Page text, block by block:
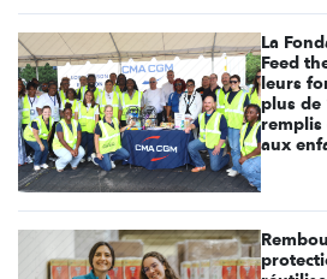
La
Feed
leurs
plus de
remplis
aux